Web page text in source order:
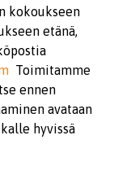
kokoukseen
etänä,
Toimitamme
ennen
avataan
hyvissä